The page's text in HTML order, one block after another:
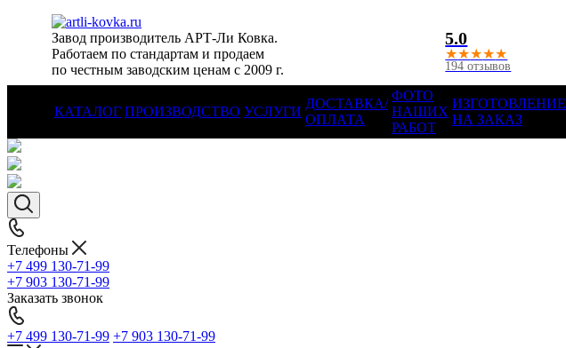
Завод производитель АРТ-Ли Ковка.
Работаем по стандартам и продаем
по честным заводским ценам с 2009 г.
5.0
★★★★★
194 отзывов
КАТАЛОГ ПРОИЗВОДСТВО УСЛУГИ
ДОСТАВКА/
ОПЛАТА
ФОТО
НАШИХ
РАБОТ
ИЗГОТОВЛЕНИЕ
НА ЗАКАЗ
Телефоны
+7 499 130-71-99
+7 903 130-71-99
Заказать звонок
+7 499 130-71-99 +7 903 130-71-99